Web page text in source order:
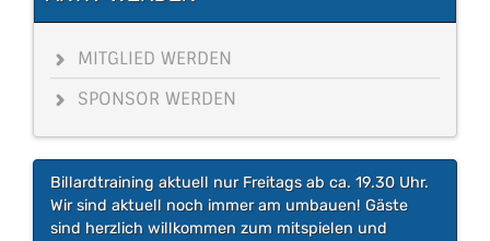
MITGLIED WERDEN
SPONSOR WERDEN
Billardtraining aktuell nur Freitags ab ca. 19.30 Uhr.
Wir sind aktuell noch immer am umbauen! Gäste
sind herzlich willkommen zum mitspielen und